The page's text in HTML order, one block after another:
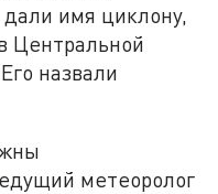
имя циклону,
Центральной
назвали
метеоролог